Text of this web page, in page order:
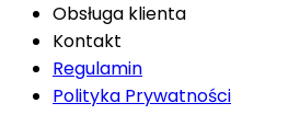
Obsługa klienta
Kontakt
Regulamin
Polityka Prywatności